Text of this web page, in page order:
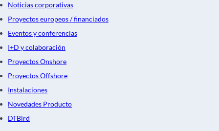
Noticias corporativas
Proyectos europeos / financiados
Eventos y conferencias
I+D y colaboración
Proyectos Onshore
Proyectos Offshore
Instalaciones
Novedades Producto
DTBird